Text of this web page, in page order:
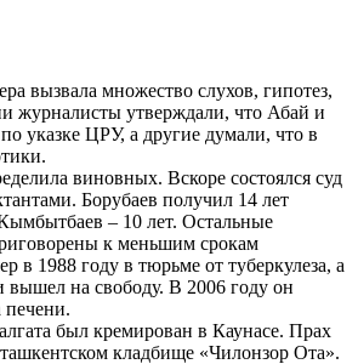
вызвала множество слухов, гипотез,
журналисты утверждали, что Абай и
указке ЦРУ, а другие думали, что в
виновных. Вскоре состоялся суд
Борубаев получил 14 лет
– 10 лет. Остальные
к меньшим срокам
в 1988 году в тюрьме от туберкулеза, а
вышел на свободу. В 2006 году он
печени.
был кремирован в Каунасе. Прах
кладбище «Чилонзор Ота».